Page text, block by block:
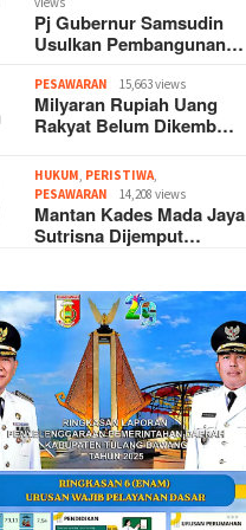
Pj Gubernur Samsudin
Usulkan Pembangunan…
PESAWARAN 15,663 views
Milyaran Rupiah Uang
Rakyat Belum Dikemb…
HUKUM PERISTIWA
PESAWARAN
14,208 views
Mantan Kades Mada Jaya
Sutrisna Dijemput…